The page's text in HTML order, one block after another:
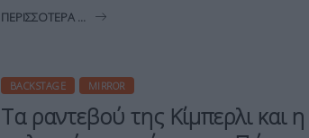
ΠΕΡΙΣΣΌΤΕΡΑ ...
BACKSTAGE MIRROR
Τα ραντεβού της Κίμπερλι και η